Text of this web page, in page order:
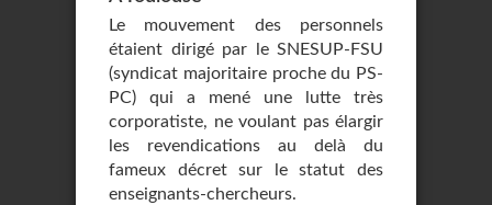
Le mouvement des personnels
étaient dirigé par le SNESUP-FSU
(syndicat majoritaire proche du PS-
PC) qui a mené une lutte très
corporatiste, ne voulant pas élargir
les revendications au delà du
fameux décret sur le statut des
enseignants-chercheurs.